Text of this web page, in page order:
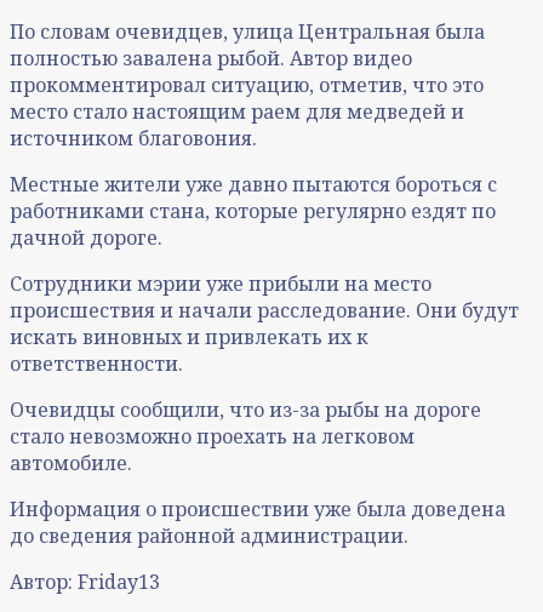
По словам очевидцев, улица Центральная была
полностью завалена рыбой. Автор видео
прокомментировал ситуацию, отметив, что это
место стало настоящим раем для медведей и
источником благовония.
Местные жители уже давно пытаются бороться с
работниками стана, которые регулярно ездят по
дачной дороге.
Сотрудники мэрии уже прибыли на место
происшествия и начали расследование. Они будут
искать виновных и привлекать их к
ответственности.
Очевидцы сообщили, что из-за рыбы на дороге
стало невозможно проехать на легковом
автомобиле.
Информация о происшествии уже была доведена
до сведения районной администрации.
Автор: Friday13